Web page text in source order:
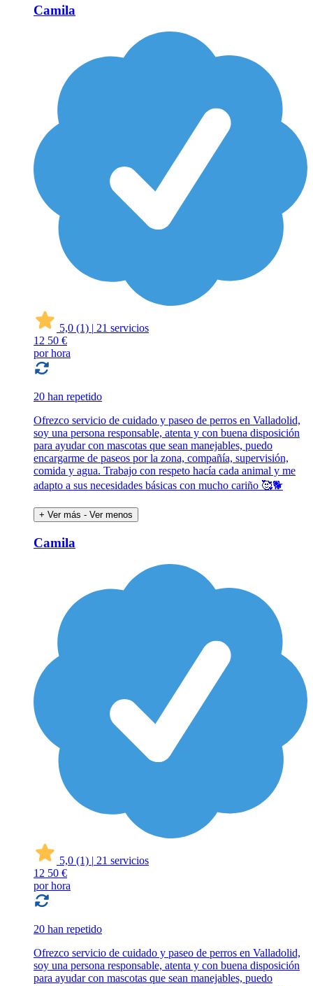
Camila
5,0 (1) | 21 servicios
12 50 €
por hora
20 han repetido
Ofrezco servicio de cuidado y paseo de perros en Valladolid,
soy una persona responsable, atenta y con buena disposición
para ayudar con mascotas que sean manejables, puedo
encargarme de paseos por la zona, compañía, supervisión,
comida y agua. Trabajo con respeto hacía cada animal y me
adapto a sus necesidades básicas con mucho cariño 🥰🐕
+ Ver más - Ver menos
Camila
5,0 (1) | 21 servicios
12 50 €
por hora
20 han repetido
Ofrezco servicio de cuidado y paseo de perros en Valladolid,
soy una persona responsable, atenta y con buena disposición
para ayudar con mascotas que sean manejables, puedo